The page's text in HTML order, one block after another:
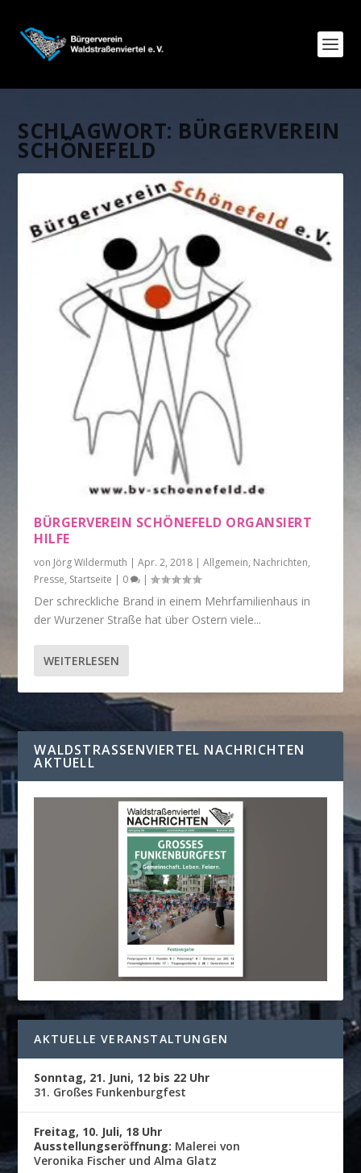
SCHLAGWORT: BÜRGERVEREIN
SCHÖNEFELD
BÜRGERVEREIN SCHÖNEFELD ORGANSIERT
HILFE
von Jörg Wildermuth |Apr. 2, 2018 |Allgemein, Nachrichten,
Presse, Startseite | 0 |
Der schreckliche Brand in einem Mehrfamilienhaus in
der Wurzener Straße hat über Ostern viele...
WEITERLESEN
WALDSTRASSENVIERTEL NACHRICHTEN A
KTUELL
AKTUELLE VERANSTALTUNGEN
Sonntag, 21. Juni, 12 bis 22 Uhr
31. Großes Funkenburgfest
Freitag, 10. Juli, 18 Uhr
Ausstellungseröffnung: Malerei von
Veronika Fischer und Alma Glatz